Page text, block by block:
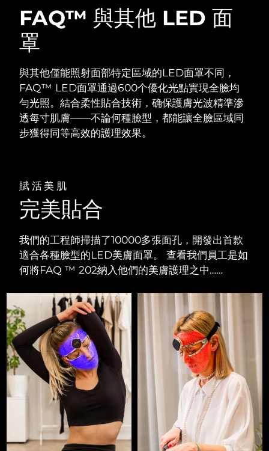
FAQ™ 與其他 LED 面
罩
與其他僅能照射面部特定區域的LED面罩不同，
FAQ™ LED面罩通過600个優化光點實現全臉均
勻光照。結合柔性貼合技術，确保護膚光波精準滲
透每寸肌膚——不論何種臉型，都能讓全臉區域同
步獲得同等高效的護理效果。
賦活美肌
完美貼合
我們的工程師掃描了10000多張面孔，開發出首款
適合各種臉型的LED美膚面罩。 查看我們員工是如
何將FAQ ™ 202納入他們的美膚護理之中……